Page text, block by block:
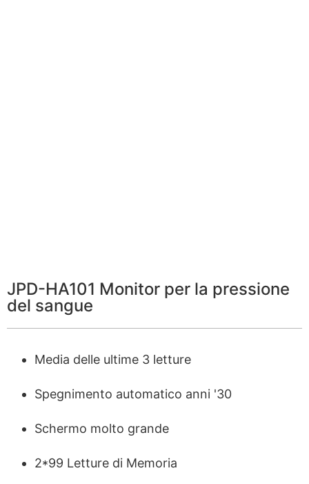
JPD-HA101 Monitor per la pressione
del sangue
Media delle ultime 3 letture
Spegnimento automatico anni '30
Schermo molto grande
2*99 Letture di Memoria